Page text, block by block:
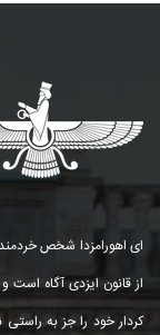
ای اهورامزدا شخص
از قانون ایزدی آگاه است
كردار خود را جز به